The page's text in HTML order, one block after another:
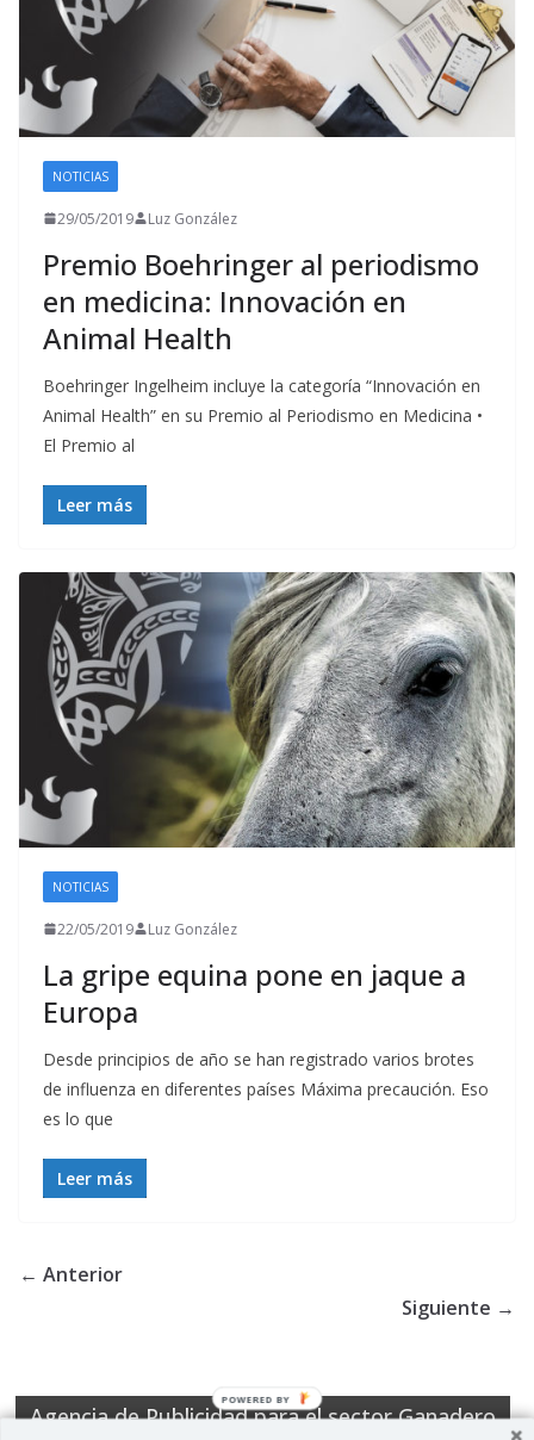
NOTICIAS
29/05/2019 Luz González
Premio Boehringer al periodismo
en medicina: Innovación en
Animal Health
Boehringer Ingelheim incluye la categoría “Innovación en
Animal Health” en su Premio al Periodismo en Medicina •
El Premio al
Leer más
NOTICIAS
22/05/2019 Luz González
La gripe equina pone en jaque a
Europa
Desde principios de año se han registrado varios brotes
de influenza en diferentes países Máxima precaución. Eso
es lo que
Leer más
← Anterior
Siguiente →
Agencia de Publicidad para el sector Ganadero
POWERED BY